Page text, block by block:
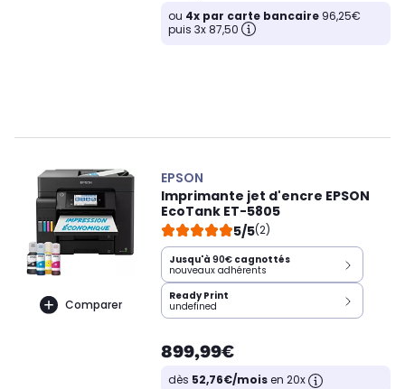
ou 4x par carte bancaire 96,25€
puis 3x 87,50
Comparer
EPSON
Imprimante jet d'encre EPSON
EcoTank ET-5805
5/5(2)
Jusqu'à 90€ cagnottés
nouveaux adhérents
Ready Print
undefined
899,99€
dès 52,76€/moisen 20x